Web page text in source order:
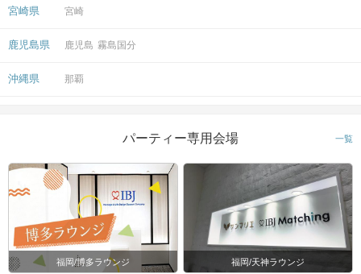
開催場所
マップ・アクセス案内を見る
宮崎県 宮崎
鹿児島県 鹿児島 霧島国分
沖縄県 那覇
パーティー専用会場 一覧
福岡/博多ラウンジ 福岡/天神ラウンジ